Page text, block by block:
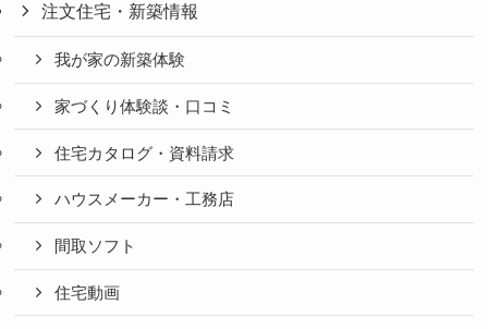
注文住宅・新築情報
我が家の新築体験
家づくり体験談・口コミ
住宅カタログ・資料請求
ハウスメーカー・工務店
間取ソフト
住宅動画